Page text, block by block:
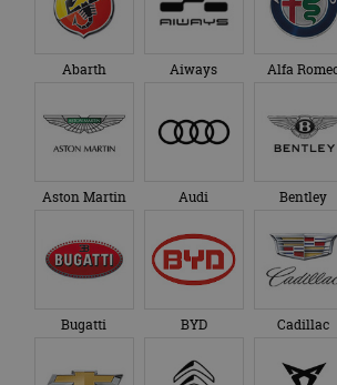
Abarth Aiways Alfa
Aston Martin Audi Bentley
Bugatti BYD Cadillac